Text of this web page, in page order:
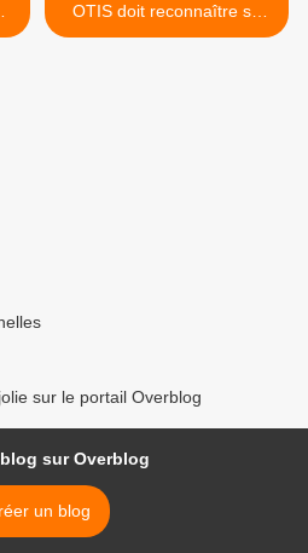
OTIS doit reconnaître sa
culpabilité >
sur le portail Overblog
sur Overblog
un blog